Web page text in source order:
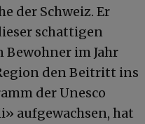
der Schweiz. Er
schattigen
im Jahr
den Beitritt ins
der Unesco
aufgewachsen, hat